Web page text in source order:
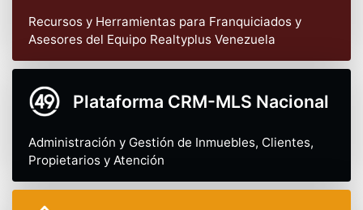
Recursos y Herramientas para Franquiciados y
Asesores del Equipo Realtyplus Venezuela
Plataforma CRM-MLS Nacional
Administración y Gestión de Inmuebles, Clientes,
Propietarios y Atención